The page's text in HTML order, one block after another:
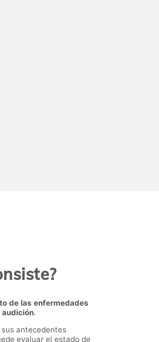
de las enfermedades
audición.
antecedentes
evaluar el estado de